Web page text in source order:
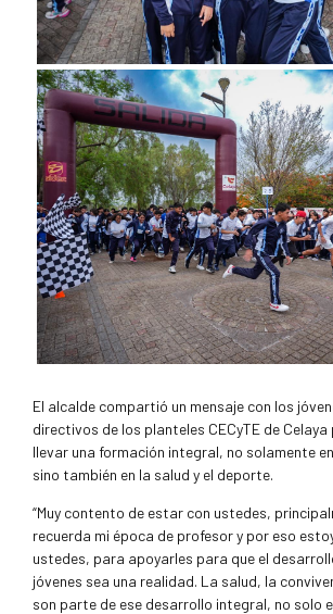
El alcalde compartió un mensaje con los
directivos de los planteles CECyTE de
llevar una formación integral, no solamente
sino también en la salud y el deporte.
“Muy contento de estar con ustedes,
recuerda mi época de profesor y por eso
ustedes, para apoyarles para que el
jóvenes sea una realidad. La salud, la
son parte de ese desarrollo integral, no solo